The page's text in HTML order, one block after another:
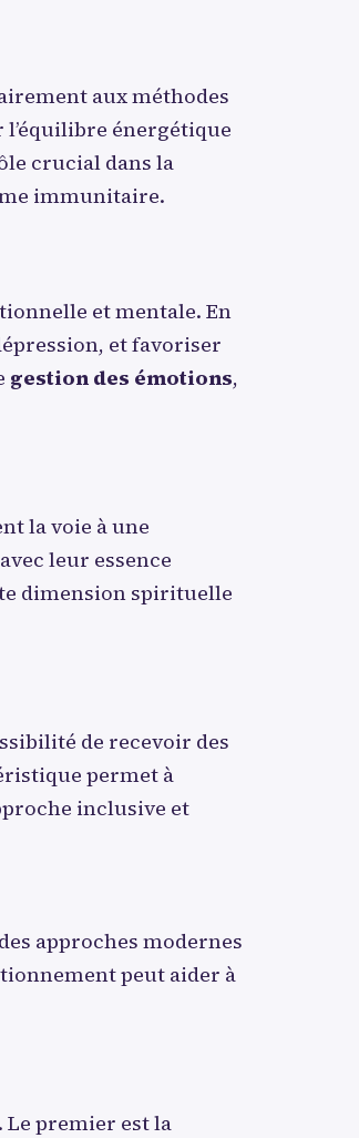
aux méthodes
énergétique
crucial dans la
immunitaire.
et mentale. En
et favoriser
gestion des émotions,
la voie à une
leur essence
dimension spirituelle
de recevoir des
permet à
inclusive et
approches modernes
peut aider à
premier est la